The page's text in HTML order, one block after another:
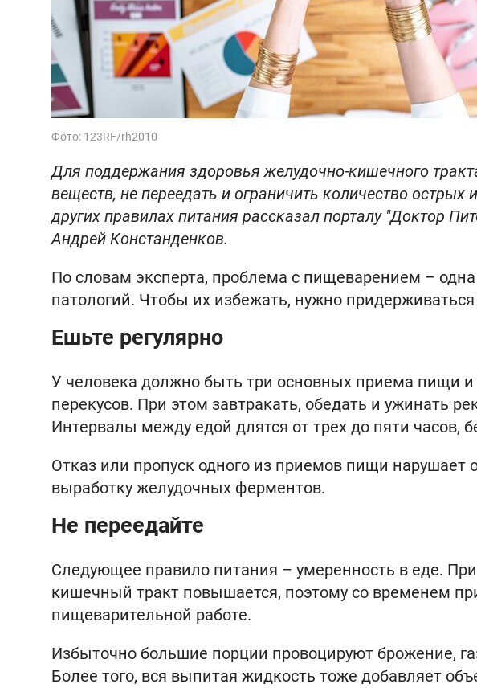
Фото: 123RF/rh2010
Для поддержания здоровья желудочно-кишечного
веществ, не переедать и ограничить количество
других правилах питания рассказал порталу "Доктор
Андрей Констанденков.
По словам эксперта, проблема с пищеварением –
патологий. Чтобы их избежать, нужно
Ешьте регулярно
У человека должно быть три основных приема пищи и
перекусов. При этом завтракать, обедать и ужинать
Интервалы между едой длятся от трех до пяти часов,
Отказ или пропуск одного из приемов пищи нарушает
выработку желудочных ферментов.
Не переедайте
Следующее правило питания – умеренность в еде.
кишечный тракт повышается, поэтому со временем
пищеварительной работе.
Избыточно большие порции провоцируют брожение,
Более того, вся выпитая жидкость тоже добавляет